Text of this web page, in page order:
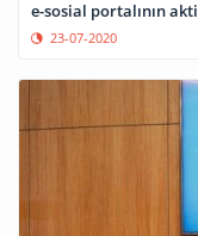
e-sosial portalının
23-07-2020